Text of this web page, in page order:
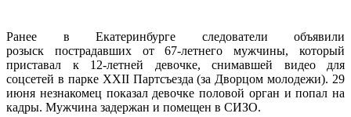
Ранее в Екатеринбурге следователи объявили
розыск пострадавших от 67-летнего мужчины, который
приставал к 12-летней девочке, снимавшей видео для
соцсетей в парке XXII Партсъезда (за Дворцом молодежи). 29
июня незнакомец показал девочке половой орган и попал на
кадры. Мужчина задержан и помещен в СИЗО.